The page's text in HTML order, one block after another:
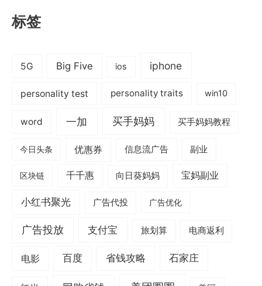
标签
5G Big Five ios iphone
personality test personality traits win10
word 一加 买手妈妈 买手妈妈教程
今日头条 优惠券 信息流广告 副业
区块链 千千惠 向日葵妈妈 宝妈副业
小红书聚光 广告代投 广告优化
广告投放 支付宝 旅划算 电商返利
电影 百度 省钱攻略 石家庄